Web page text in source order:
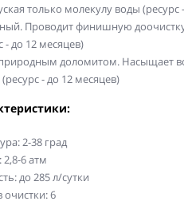
только молекулу воды (ресурс
Проводит финишную
- до 12 месяцев)
доломитом. Насыщает
- до 12 месяцев)
2-38 град
6 атм
до 285 л/сутки
очистки: 6